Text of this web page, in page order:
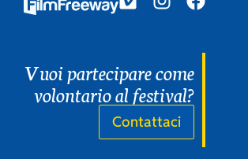
Vuoi partecipare come
volontario al festival?
Contattaci